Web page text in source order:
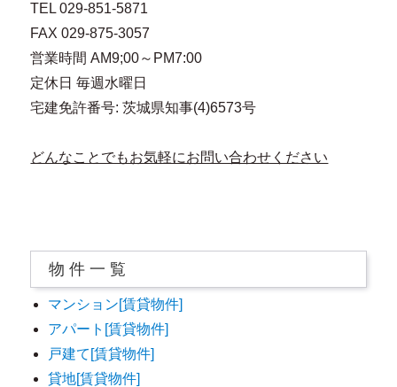
TEL 029-851-5871
FAX 029-875-3057
営業時間 AM9;00～PM7:00
定休日 毎週水曜日
宅建免許番号: 茨城県知事(4)6573号
どんなことでもお気軽にお問い合わせください
物 件 一 覧
マンション[賃貸物件]
アパート[賃貸物件]
戸建て[賃貸物件]
貸地[賃貸物件]